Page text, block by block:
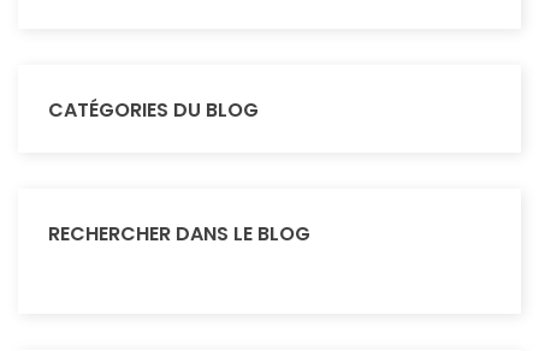
CATÉGORIES DU BLOG
RECHERCHER DANS LE BLOG